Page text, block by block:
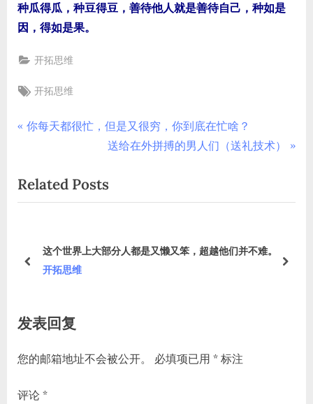
种瓜得瓜，种豆得豆，善待他人就是善待自己，种如是
因，得如是果。
开拓思维
Tags:
开拓思维
文
导
P
v
i
s
s
:
你每天都很忙​，但是又很穷，你到底在忙啥？
N
x
t
o
送给在外拼搏的男人们（送礼技术）
Related Posts
这个世界上大部分人都是又懒又笨，超越他们并不难。
开拓思维
prev next
发表回复
您的邮箱地址不会被公开。 必填项已用 * 标注
评论 *